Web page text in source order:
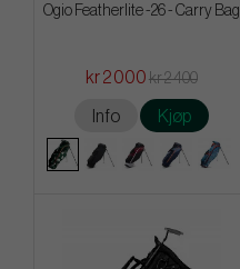
Ogio Featherlite -26 - Carry Bag
kr 2 000 kr 2 400
Info Kjøp